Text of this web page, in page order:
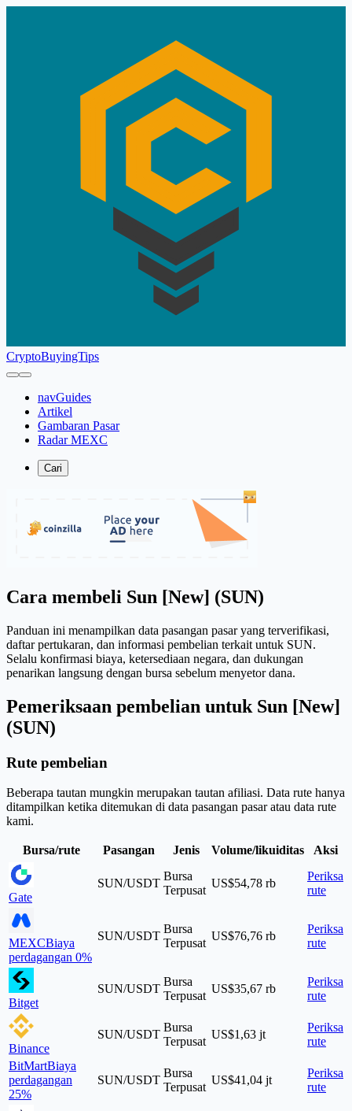
CryptoBuyingTips
navGuides
Artikel
Gambaran Pasar
Radar MEXC
Cari
Cara membeli Sun [New] (SUN)
Panduan ini menampilkan data pasangan pasar yang terverifikasi,
daftar pertukaran, dan informasi pembelian terkait untuk SUN.
Selalu konfirmasi biaya, ketersediaan negara, dan dukungan
penarikan langsung dengan bursa sebelum menyetor dana.
Pemeriksaan pembelian untuk Sun [New]
(SUN)
Rute pembelian
Beberapa tautan mungkin merupakan tautan afiliasi. Data rute hanya
ditampilkan ketika ditemukan di data pasangan pasar atau data rute
kami.
Bursa/rute Pasangan Jenis Volume/likuiditas Aksi
Gate
SUN/USDT
Bursa
Terpusat
US$54,78 rb
Periksa
rute
MEXCBiaya
perdagangan 0%
SUN/USDT
Bursa
Terpusat
US$76,76 rb
Periksa
rute
Bitget
SUN/USDT
Bursa
Terpusat
US$35,67 rb
Periksa
rute
Binance
SUN/USDT
Bursa
Terpusat
US$1,63 jt
Periksa
rute
BitMartBiaya
perdagangan
25%
SUN/USDT
Bursa
Terpusat
US$41,04 jt
Periksa
rute